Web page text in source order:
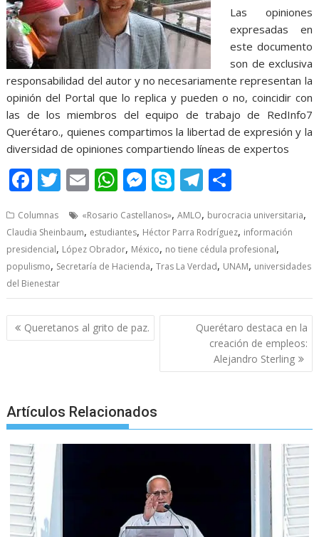
Las opiniones
expresadas en
este documento
son de exclusiva
responsabilidad del autor y no necesariamente representan la
opinión del Portal que lo replica y pueden o no, coincidir con
las de los miembros del equipo de trabajo de RedInfo7
Querétaro., quienes compartimos la libertad de expresión y la
diversidad de opiniones compartiendo líneas de expertos
F
e
b
o
o
k
T
itt
er
E
ai
l
W
at
s
A
p
p
M
ss
e
n
g
er
S
y
p
e
T
e
gr
a
m
ar
e
Columnas «Rosario Castellanos»,AMLO, burocracia universitaria,
Claudia Sheinbaum, estudiantes, Héctor Parra Rodríguez, información
presidencial, López Obrador, México, no tiene cédula profesional,
populismo, Secretaría de Hacienda,Tras La Verdad, UNAM, universidades
del Bienestar
Post
navigation
Queretanos al grito de paz.
Querétaro destaca en la
creación de empleos:
Alejandro Sterling
Artículos Relacionados